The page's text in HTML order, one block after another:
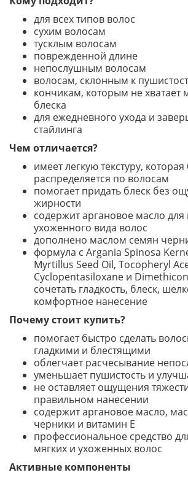
для всех типов волос
сухим волосам
тусклым волосам
поврежденной длине
непослушным волосам
волосам, склонным к
кончикам, которым не хватает
блеска
для ежедневного ухода и
стайлинга
Чем отличается?
имеет легкую текстуру,
распределяется по волосам
помогает придать блеск без
жирности
содержит аргановое масло для
ухоженного вида волос
дополнено маслом семян
формула с Argania Spinosa
Myrtillus Seed Oil, Tocopheryl
Cyclopentasiloxane и
сочетать гладкость, блеск,
комфортное нанесение
Почему стоит купить?
помогает быстро сделать
гладкими и блестящими
облегчает расчесывание
уменьшает пушистость и
не оставляет ощущения
правильном нанесении
содержит аргановое масло,
черники и витамин E
профессиональное средство
мягких и ухоженных волос
Активные компоненты